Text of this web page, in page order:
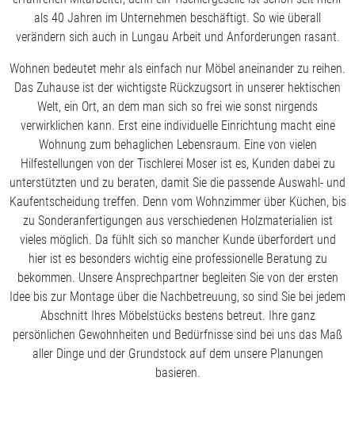
als 40 Jahren im Unternehmen beschäftigt. So wie überall
verändern sich auch in Lungau Arbeit und Anforderungen rasant.
Wohnen bedeutet mehr als einfach nur Möbel aneinander zu reihen.
Das Zuhause ist der wichtigste Rückzugsort in unserer hektischen
Welt, ein Ort, an dem man sich so frei wie sonst nirgends
verwirklichen kann. Erst eine individuelle Einrichtung macht eine
Wohnung zum behaglichen Lebensraum. Eine von vielen
Hilfestellungen von der Tischlerei Moser ist es, Kunden dabei zu
unterstützten und zu beraten, damit Sie die passende Auswahl- und
Kaufentscheidung treffen. Denn vom Wohnzimmer über Küchen, bis
zu Sonderanfertigungen aus verschiedenen Holzmaterialien ist
vieles möglich. Da fühlt sich so mancher Kunde überfordert und
hier ist es besonders wichtig eine professionelle Beratung zu
bekommen. Unsere Ansprechpartner begleiten Sie von der ersten
Idee bis zur Montage über die Nachbetreuung, so sind Sie bei jedem
Abschnitt Ihres Möbelstücks bestens betreut. Ihre ganz
persönlichen Gewohnheiten und Bedürfnisse sind bei uns das Maß
aller Dinge und der Grundstock auf dem unsere Planungen
basieren.